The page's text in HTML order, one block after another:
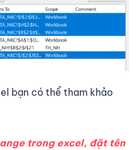
bạn có thể tham khảo
trong excel, đặt tên